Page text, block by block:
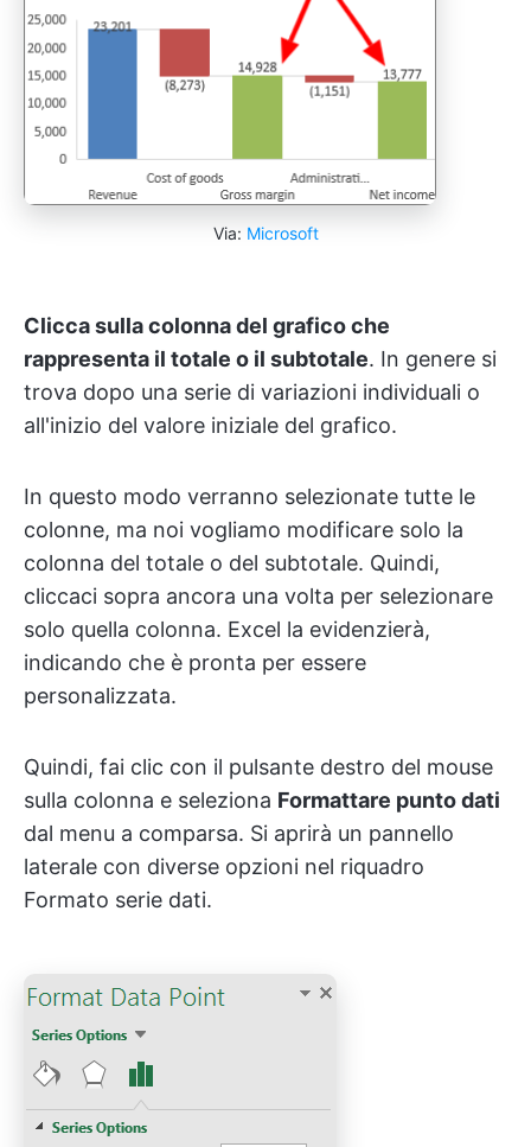
Via: Microsoft
Clicca sulla colonna del grafico che
rappresenta il totale o il subtotale. In genere si
trova dopo una serie di variazioni individuali o
all'inizio del valore iniziale del grafico.
In questo modo verranno selezionate tutte le
colonne, ma noi vogliamo modificare solo la
colonna del totale o del subtotale. Quindi,
cliccaci sopra ancora una volta per selezionare
solo quella colonna. Excel la evidenzierà,
indicando che è pronta per essere
personalizzata.
Quindi, fai clic con il pulsante destro del mouse
sulla colonna e seleziona Formattare punto dati
dal menu a comparsa. Si aprirà un pannello
laterale con diverse opzioni nel riquadro
Formato serie dati.